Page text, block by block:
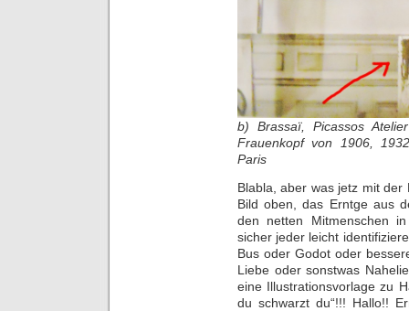
b) Brassaï, Picassos
Frauenkopf von 1906,
Paris
Blabla, aber was jetz mit der
Bild oben, das Erntge aus
den netten Mitmenschen
sicher jeder leicht
Bus oder Godot oder
Liebe oder sonstwas
eine Illustrationsvorlage zu
du schwarzt du“!!! Hallo!!